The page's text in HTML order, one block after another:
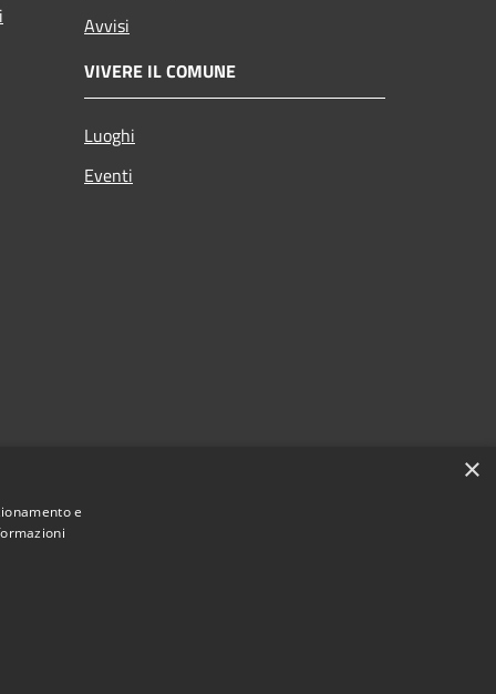
Avvisi
VIVERE IL COMUNE
Luoghi
Eventi
×
e